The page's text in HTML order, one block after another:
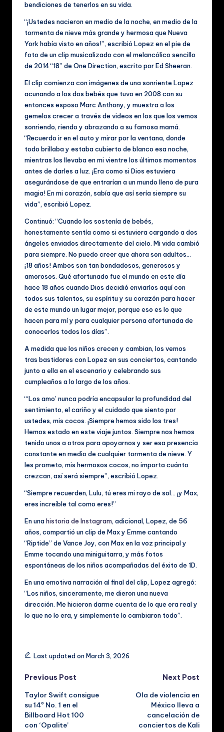
bendiciones de tenerlos en su vida.
“¡Ustedes nacieron en medio de la noche, en medio de la
tormenta de nieve más grande y hermosa que Nueva
York había visto en años!”, escribió Lopez en el pie de
foto de un clip musicalizado con el melancólico sencillo
de 2014 “18” de One Direction, escrito por Ed Sheeran.
El clip comienza con imágenes de una sonriente Lopez
acunando a los dos bebés que tuvo en 2008 con su
entonces esposo Marc Anthony, y muestra a los
gemelos crecer a través de videos en los que los vemos
sonriendo, riendo y abrazando a su famosa mamá.
“Recuerdo ir en el auto y mirar por la ventana, donde
todo brillaba y estaba cubierto de blanco esa noche,
mientras los llevaba en mi vientre los últimos momentos
antes de darles a luz. ¡Era como si Dios estuviera
asegurándose de que entrarían a un mundo lleno de pura
magia! En mi corazón, sabía que así sería siempre su
vida”, escribió Lopez.
Continuó: “Cuando los sostenía de bebés,
honestamente sentía como si estuviera cargando a dos
ángeles enviados directamente del cielo. Mi vida cambió
para siempre. No puedo creer que ahora son adultos…
¡18 años! Ambos son tan bondadosos, generosos y
amorosos. Qué afortunado fue el mundo en este día
hace 18 años cuando Dios decidió enviarlos aquí con
todos sus talentos, su espíritu y su corazón para hacer
de este mundo un lugar mejor, porque eso es lo que
hacen para mí y para cualquier persona afortunada de
conocerlos todos los días”.
A medida que los niños crecen y cambian, los vemos
tras bastidores con Lopez en sus conciertos, cantando
junto a ella en el escenario y celebrando sus
cumpleaños a lo largo de los años.
“‘Los amo’ nunca podría encapsular la profundidad del
sentimiento, el cariño y el cuidado que siento por
ustedes, mis cocos. ¡Siempre hemos sido los tres!
Hemos estado en este viaje juntos. Siempre nos hemos
tenido unos a otros para apoyarnos y ser esa presencia
constante en medio de cualquier tormenta de nieve. Y
les prometo, mis hermosos cocos, no importa cuánto
crezcan, así será siempre”, escribió Lopez.
“Siempre recuerden, Lulu, tú eres mi rayo de sol… ¡y Max,
eres increíble tal como eres!”
En unahistoria de Instagram, adicional, Lopez, de 56
años, compartió un clip de Max y Emme cantando
“Riptide” de Vance Joy, con Max en la voz principal y
Emme tocando una miniguitarra, y más fotos
espontáneas de los niños acompañadas del éxito de 1D.
En una emotiva narración al final del clip, Lopez agregó:
“Los niños, sinceramente, me dieron una nueva
dirección. Me hicieron darme cuenta de lo que era real y
lo que no lo era, y simplemente lo cambiaron todo”.
Tags:Last updated on March 3, 2026
Post
navigation
Previous Post
Taylor Swift consigue
su 14º No. 1 en el
Billboard Hot 100
con ‘Opalite’
Next Post
Ola de violencia en
México lleva a
cancelación de
conciertos de Kali